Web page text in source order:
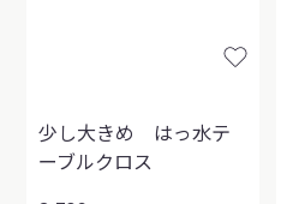
少し大きめ はっ水テ
ーブルクロス